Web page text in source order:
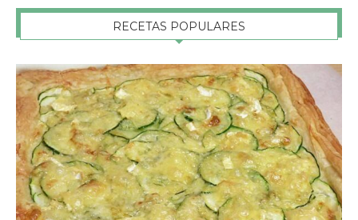
RECETAS POPULARES